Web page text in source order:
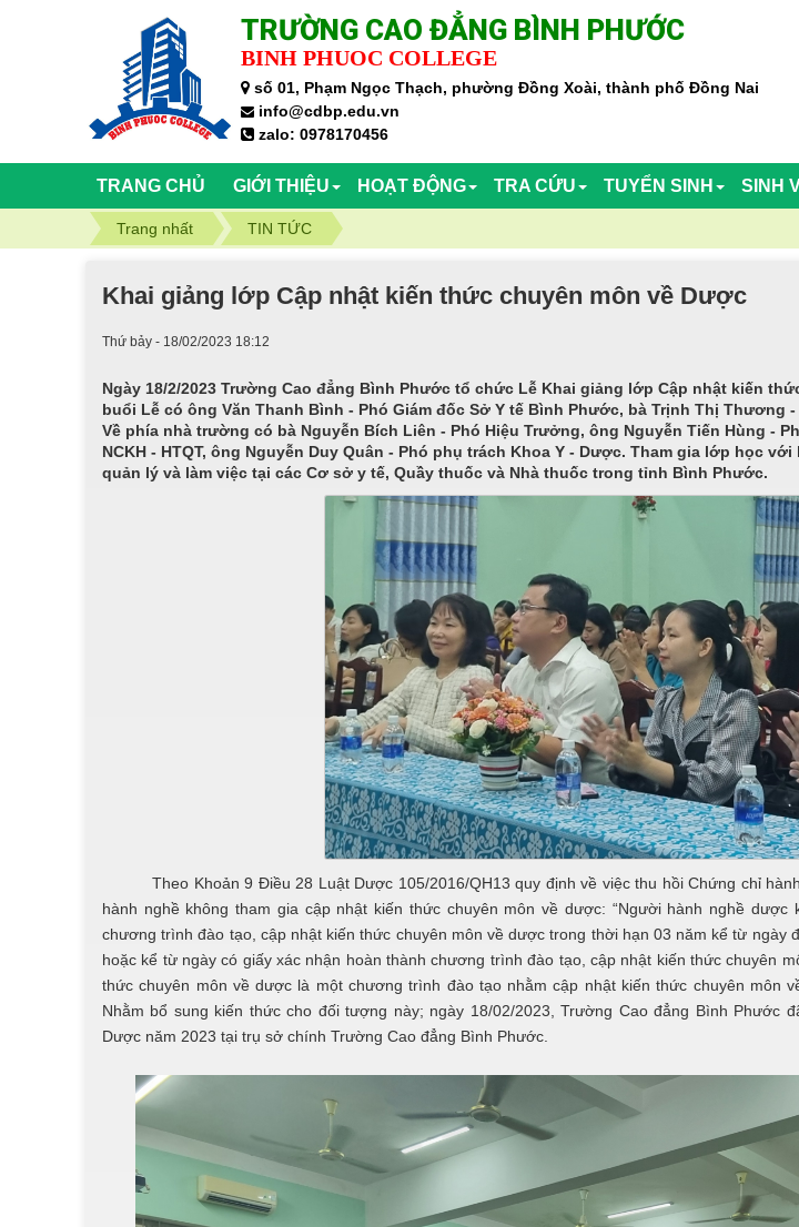
TRƯỜNG CAO ĐẲNG BÌNH PHƯỚC
BINH PHUOC COLLEGE
số 01, Phạm Ngọc Thạch, phường Đồng Xoài, thành phố Đồng Nai
info@cdbp.edu.vn
zalo: 0978170456
TRANG CHỦ GIỚI THIỆU HOẠT ĐỘNG TRA CỨU TUYỂN SINH SINH
Trang nhất TIN TỨC
Khai giảng lớp Cập nhật kiến thức chuyên môn về Dược
Thứ bảy - 18/02/2023 18:12
Ngày 18/2/2023 Trường Cao đẳng Bình Phước tổ chức Lễ Khai giảng lớp Cập nhật kiến
buổi Lễ có ông Văn Thanh Bình - Phó Giám đốc Sở Y tế Bình Phước, bà Trịnh Thị Thương
Về phía nhà trường có bà Nguyễn Bích Liên - Phó Hiệu Trưởng, ông Nguyễn Tiến Hùng -
NCKH - HTQT, ông Nguyễn Duy Quân - Phó phụ trách Khoa Y - Dược. Tham gia lớp học
quản lý và làm việc tại các Cơ sở y tế, Quầy thuốc và Nhà thuốc trong tỉnh Bình Phước.
Theo Khoản 9 Điều 28 Luật Dược 105/2016/QH13 quy định về việc thu hồi Chứng chỉ
hành nghề không tham gia cập nhật kiến thức chuyên môn về dược: “Người hành nghề dược
chương trình đào tạo, cập nhật kiến thức chuyên môn về dược trong thời hạn 03 năm kể từ ngày
hoặc kể từ ngày có giấy xác nhận hoàn thành chương trình đào tạo, cập nhật kiến thức chuyên
thức chuyên môn về dược là một chương trình đào tạo nhằm cập nhật kiến thức chuyên môn
Nhằm bổ sung kiến thức cho đối tượng này; ngày 18/02/2023, Trường Cao đẳng Bình Phước
Dược năm 2023 tại trụ sở chính Trường Cao đẳng Bình Phước.